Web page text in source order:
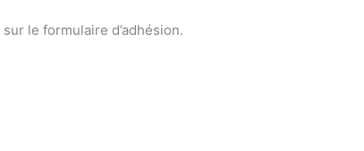
le formulaire d’adhésion.